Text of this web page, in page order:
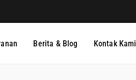
Berita & Blog Kontak Kami